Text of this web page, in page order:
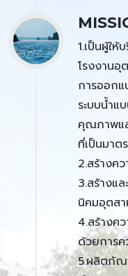
1.เป็นผู้ให้
โรงงานอุ
การออก
ระบบน้ำแ
คุณภาพแ
ที่เป็นมาต
2.สร้างค
3.สร้างแ
นิคมอุตส
4.สร้างค
ด้วยการค
5.ผลิตภัณ